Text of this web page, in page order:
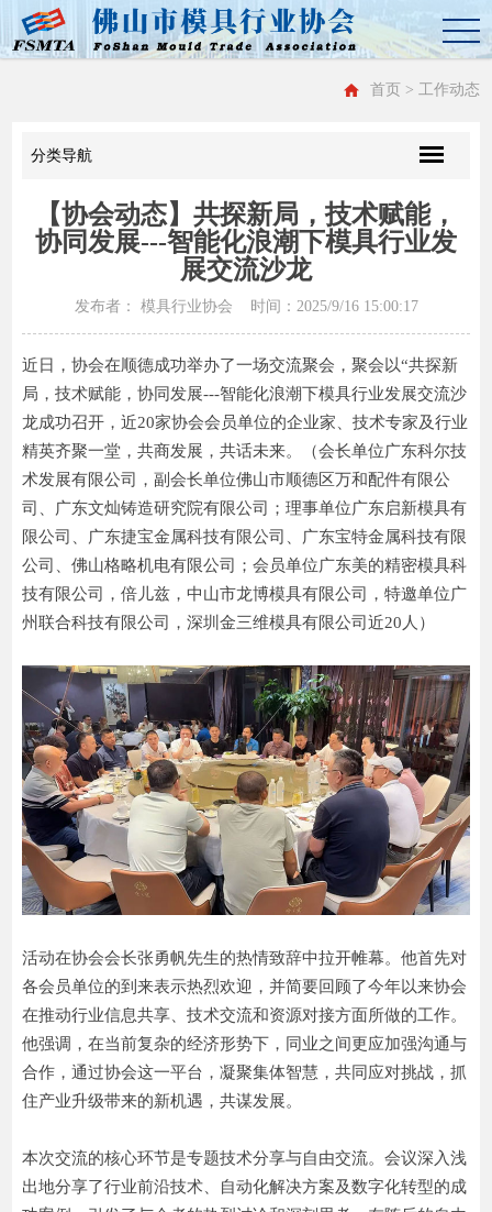
首页 > 工作动态
分类导航
【协会动态】共探新局，技术赋能，
协同发展---智能化浪潮下模具行业发
展交流沙龙
发布者： 模具行业协会 时间：2025/9/16 15:00:17
近日，协会在顺德成功举办了一场交流聚会，聚会以“共探新
局，技术赋能，协同发展---智能化浪潮下模具行业发展交流沙
龙成功召开，近20家协会会员单位的企业家、技术专家及行业
精英齐聚一堂，共商发展，共话未来。（会长单位广东科尔技
术发展有限公司，副会长单位佛山市顺德区万和配件有限公
司、广东文灿铸造研究院有限公司；理事单位广东启新模具有
限公司、广东捷宝金属科技有限公司、广东宝特金属科技有限
公司、佛山格略机电有限公司；会员单位广东美的精密模具科
技有限公司，倍儿兹，中山市龙博模具有限公司，特邀单位广
州联合科技有限公司，深圳金三维模具有限公司近20人）
活动在协会会长张勇帆先生的热情致辞中拉开帷幕。他首先对
各会员单位的到来表示热烈欢迎，并简要回顾了今年以来协会
在推动行业信息共享、技术交流和资源对接方面所做的工作。
他强调，在当前复杂的经济形势下，同业之间更应加强沟通与
合作，通过协会这一平台，凝聚集体智慧，共同应对挑战，抓
住产业升级带来的新机遇，共谋发展。
本次交流的核心环节是专题技术分享与自由交流。会议深入浅
出地分享了行业前沿技术、自动化解决方案及数字化转型的成